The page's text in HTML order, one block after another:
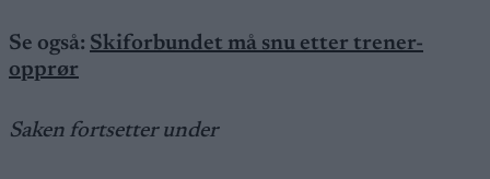
Se også: Skiforbundet må snu etter trener-
opprør
Saken fortsetter under